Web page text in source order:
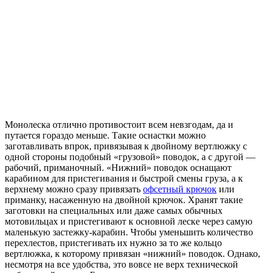
Монолеска отлично противостоит всем невзгодам, да и
путается гораздо меньше. Такие оснастки можно
заготавливать впрок, привязывая к двойному вертлюжку с
одной стороны подобный «грузовой» поводок, а с другой —
рабочий, приманочный. «Нижний» поводок оснащают
карабином для пристегивания и быстрой смены груза, а к
верхнему можно сразу привязать офсетный крючок или
приманку, насаженную на двойной крючок. Хранят такие
заготовки на специальных или даже самых обычных
мотовильцах и пристегивают к основной леске через самую
маленькую застежку-карабин. Чтобы уменьшить количество
перехлестов, пристегивать их нужно за то же кольцо
вертлюжка, к которому привязан «нижний» поводок. Однако,
несмотря на все удобства, это вовсе не верх технической